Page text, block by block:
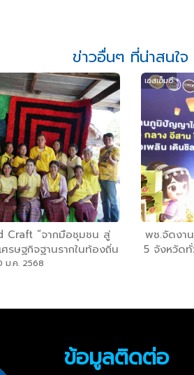
ข่าวอื่นๆ ที่น่าสนใจ
Craft “จากมือชุมชน สู่
รษฐกิจฐานรากในท้องถิ่น
ม.ค. 2568
เอสเอ็มอี
พช.จัดงา
5 จังหวัด
มีคุณภาพ
ข้อมูลติดต่อ